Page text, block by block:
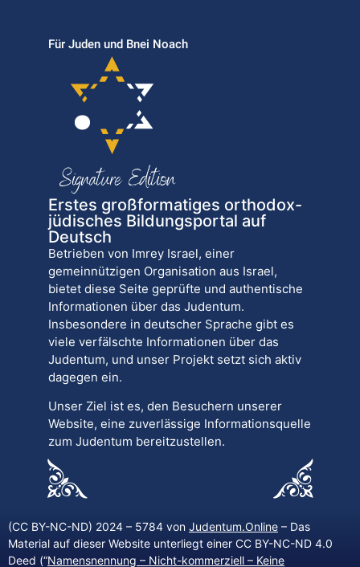
Für Juden und Bnei Noach
Erstes großformatiges orthodox-
jüdisches Bildungsportal auf
Deutsch
Betrieben von Imrey Israel, einer
gemeinnützigen Organisation aus Israel,
bietet diese Seite geprüfte und authentische
Informationen über das Judentum.
Insbesondere in deutscher Sprache gibt es
viele verfälschte Informationen über das
Judentum, und unser Projekt setzt sich aktiv
dagegen ein.
Unser Ziel ist es, den Besuchern unserer
Website, eine zuverlässige Informationsquelle
zum Judentum bereitzustellen.
(CC BY-NC-ND) 2024 – 5784 von Judentum.Online – Das
Material auf dieser Website unterliegt einer CC BY-NC-ND 4.0
Deed (“Namensnennung – Nicht-kommerziell – Keine